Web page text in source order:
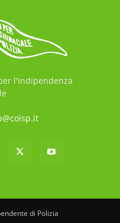
l'Indipendenza
di Polizia